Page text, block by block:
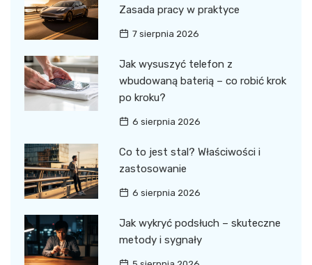
Zasada pracy w praktyce
7 sierpnia 2026
Jak wysuszyć telefon z
wbudowaną baterią – co robić krok
po kroku?
6 sierpnia 2026
Co to jest stal? Właściwości i
zastosowanie
6 sierpnia 2026
Jak wykryć podsłuch – skuteczne
metody i sygnały